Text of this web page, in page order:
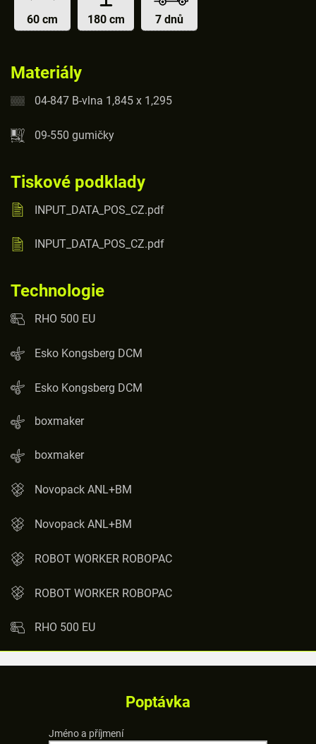
60 cm 180 cm 7 dnů
Materiály
04-847 B-vlna 1,845 x 1,295
09-550 gumičky
Tiskové podklady
INPUT_DATA_POS_CZ.pdf
INPUT_DATA_POS_CZ.pdf
Technologie
RHO 500 EU
Esko Kongsberg DCM
Esko Kongsberg DCM
boxmaker
boxmaker
Novopack ANL+BM
Novopack ANL+BM
ROBOT WORKER ROBOPAC
ROBOT WORKER ROBOPAC
RHO 500 EU
Poptávka
Jméno a příjmení